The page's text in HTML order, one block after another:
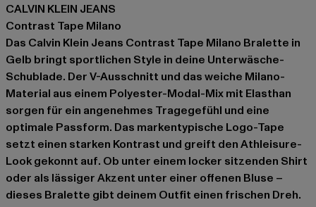
CALVIN KLEIN JEANS
Contrast Tape Milano
Das Calvin Klein Jeans Contrast Tape Milano Bralette in
Gelb bringt sportlichen Style in deine Unterwäsche-
Schublade. Der V-Ausschnitt und das weiche Milano-
Material aus einem Polyester-Modal-Mix mit Elasthan
sorgen für ein angenehmes Tragegefühl und eine
optimale Passform. Das markentypische Logo-Tape
setzt einen starken Kontrast und greift den Athleisure-
Look gekonnt auf. Ob unter einem locker sitzenden Shirt
oder als lässiger Akzent unter einer offenen Bluse –
dieses Bralette gibt deinem Outfit einen frischen Dreh.